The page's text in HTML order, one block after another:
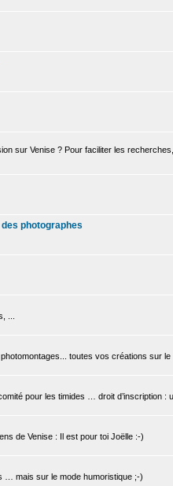
sur Venise ? Pour faciliter les
photographes
...
toutes vos créations sur le
pour les timides … droit d’inscription :
de Venise : Il est pour toi Joëlle :-)
… mais sur le mode humoristique ;-)